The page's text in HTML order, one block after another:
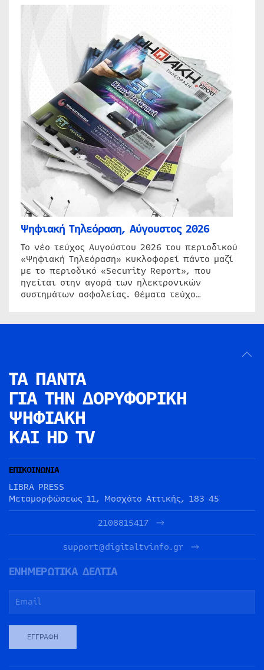
Ψηφιακή Τηλεόραση, Αύγουστος 2026
Το νέο τεύχος Αυγούστου 2026 του περιοδικού
«Ψηφιακή Τηλεόραση» κυκλοφορεί πάντα μαζί
με το περιοδικό «Security Report», που
ηγείται στην αγορά των ηλεκτρονικών
συστημάτων ασφαλείας. Θέματα τεύχο…
ΤΑ ΠΑΝΤΑ
ΓΙΑ ΤΗΝ ΔΟΡΥΦΟΡΙΚΗ
ΨΗΦΙΑΚΗ
ΚΑΙ HD TV
ΕΠΙΚΟΙΝΩΝΙΑ
LIBRA PRESS
Μεταμορφώσεως 11, Μοσχάτο Αττικής, 183 45
2108815417
support@digitaltvinfo.gr
ΕΝΗΜΕΡΩΤΙΚΑ ΔΕΛΤΙΑ
ΕΓΓΡΑΦΉ